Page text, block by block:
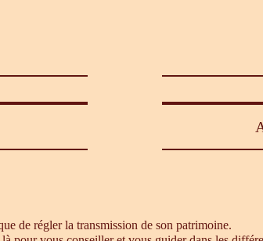
de régler la transmission de son patrimoine.